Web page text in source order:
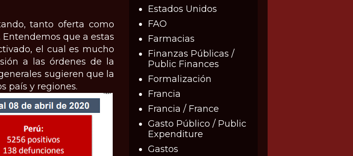
tanto oferta como
que a estas
el cual es mucho
a las órdenes de la
sugieren que la
país y regiones.
Estados Unidos
FAO
Farmacias
Finanzas Públicas /
Public Finances
Formalización
Francia
Francia / France
Gasto Público / Public
Expenditure
Gastos